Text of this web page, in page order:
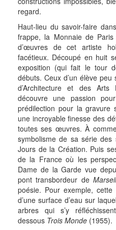
regard.
Haut-lieu du savoir-faire
frappe, la Monnaie de Paris
d’œuvres de cet artiste
facétieux. Découpé en huit
exposition (qui fait le tour
débuts. Ceux d’un élève peu
d’Architecture et des
découvre une passion
prédilection pour la gravure
une incroyable finesse des
toutes ses œuvres. À
symbolisme de sa série
Jours de la Création. Puis
de la France où les
Dame de la Garde vue
pont transbordeur de
poésie. Pour exemple,
d’une surface d’eau sur
arbres qui s’y
dessous Trois Monde (1955).